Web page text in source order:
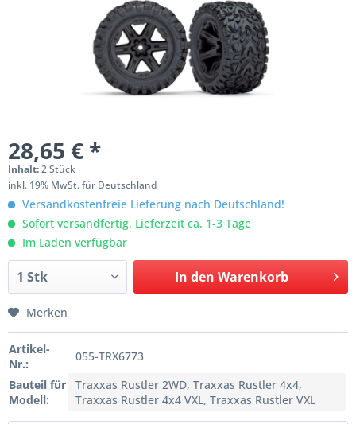
28,65 € *
Inhalt:2 Stück
inkl. 19% MwSt. für Deutschland
Versandkostenfreie Lieferung nach Deutschland!
Sofort versandfertig, Lieferzeit ca. 1-3 Tage
Im Laden verfügbar
In den Warenkorb
Merken
Artikel-
Nr.:
055-TRX6773
Bauteil für
Modell:
Traxxas Rustler 2WD, Traxxas Rustler 4x4,
Traxxas Rustler 4x4 VXL, Traxxas Rustler VXL